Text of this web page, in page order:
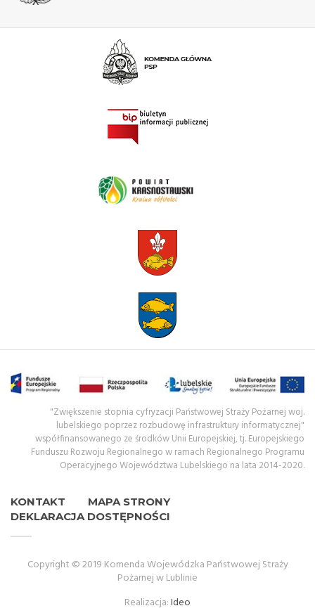
KONTAKT
MAPA STRONY
DEKLARACJA DOSTĘPNOŚCI
Copyright © 2019 Komenda Wojewódzka Państwowej Straży
Pożarnej w Lublinie
Realizacja:Ideo
"Zwiększenie stopnia cyfryzacji Państwowej Straży Pożarnej woj.
lubelskiego poprzez rozbudowę infrastruktury informatycznej"
współfinansowanego ze środków Unii Europejskiej, tj. Europejskiego
Funduszu Rozwoju Regionalnego w ramach Regionalnego Programu
Operacyjnego Województwa Lubelskiego na lata 2014-2020.